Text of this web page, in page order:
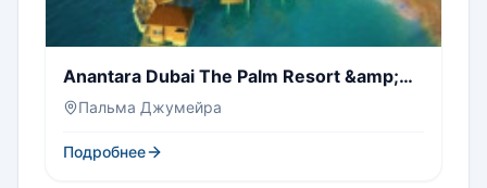
Anantara Dubai The Palm Resort &amp;
SpaПальма Джумейра
Подробнее